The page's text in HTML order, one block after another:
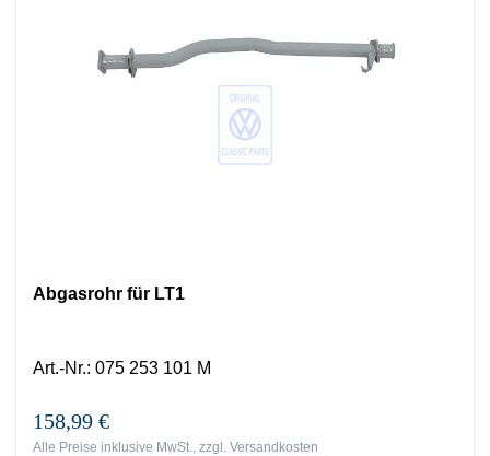
Abgasrohr für LT1
Art.-Nr.: 075 253 101 M
158,99 €
Alle Preise inklusive MwSt., zzgl. Versandkosten